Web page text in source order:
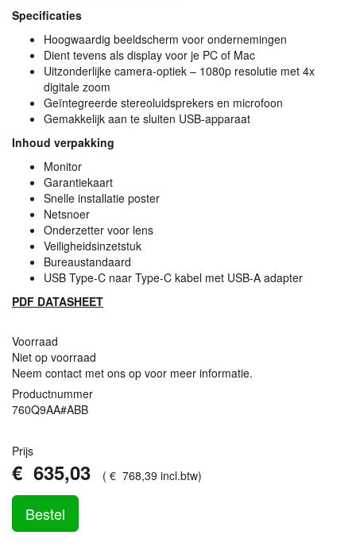
Specificaties
Hoogwaardig beeldscherm voor ondernemingen
Dient tevens als display voor je PC of Mac
Uitzonderlijke camera-optiek – 1080p resolutie met 4x
digitale zoom
Geïntegreerde stereoluidsprekers en microfoon
Gemakkelijk aan te sluiten USB-apparaat
Inhoud verpakking
Monitor
Garantiekaart
Snelle installatie poster
Netsnoer
Onderzetter voor lens
Veiligheidsinzetstuk
Bureaustandaard
USB Type-C naar Type-C kabel met USB-A adapter
PDF DATASHEET
Voorraad
Niet op voorraad
Neem contact met ons op voor meer informatie.
Productnummer
760Q9AA#ABB
Prijs
€ 635,03 ( € 768,39 incl.btw)
Bestel